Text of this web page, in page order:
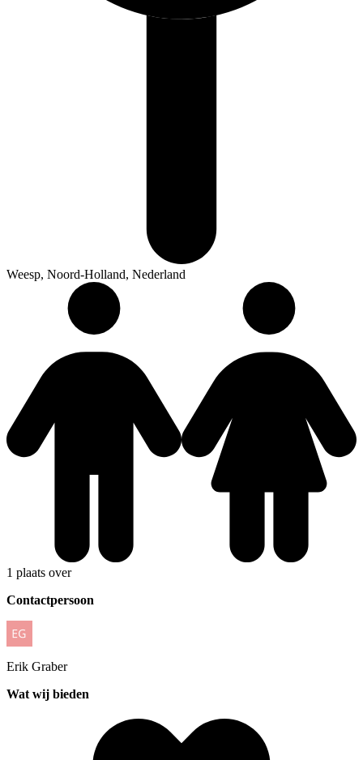
Weesp, Noord-Holland, Nederland
1 plaats over
Contactpersoon
Erik Graber
Wat wij bieden